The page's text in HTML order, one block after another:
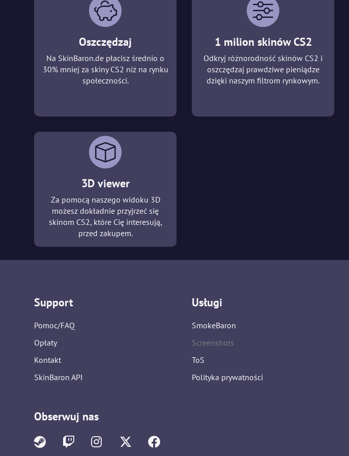
Oszczędzaj
Na SkinBaron.de płacisz średnio o
30% mniej za skiny CS2 niż na rynku
społeczności.
1 milion skinów CS2
Odkryj różnorodność skinów CS2 i
oszczędzaj prawdziwe pieniądze
dzięki naszym filtrom rynkowym.
3D viewer
Za pomocą naszego widoku 3D
możesz dokładnie przyjrzeć się
skinom CS2, które Cię interesują,
przed zakupem.
Support
Pomoc/FAQ
Opłaty
Kontakt
SkinBaron API
Usługi
SmokeBaron
Screenshots
ToS
Polityka prywatności
Obserwuj nas